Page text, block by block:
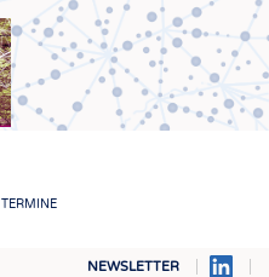
TERMINE
NEWSLETTER